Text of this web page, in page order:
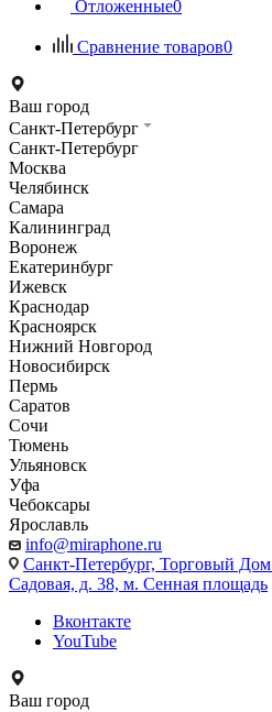
Отложенные0
Сравнение товаров0
Ваш город
Санкт-Петербург
Санкт-Петербург
Москва
Челябинск
Самара
Калининград
Воронеж
Екатеринбург
Ижевск
Краснодар
Красноярск
Нижний Новгород
Новосибирск
Пермь
Саратов
Сочи
Тюмень
Ульяновск
Уфа
Чебоксары
Ярославль
info@miraphone.ru
Санкт-Петербург, Торговый Дом
Садовая, д. 38, м. Сенная площадь
Вконтакте
YouTube
Ваш город